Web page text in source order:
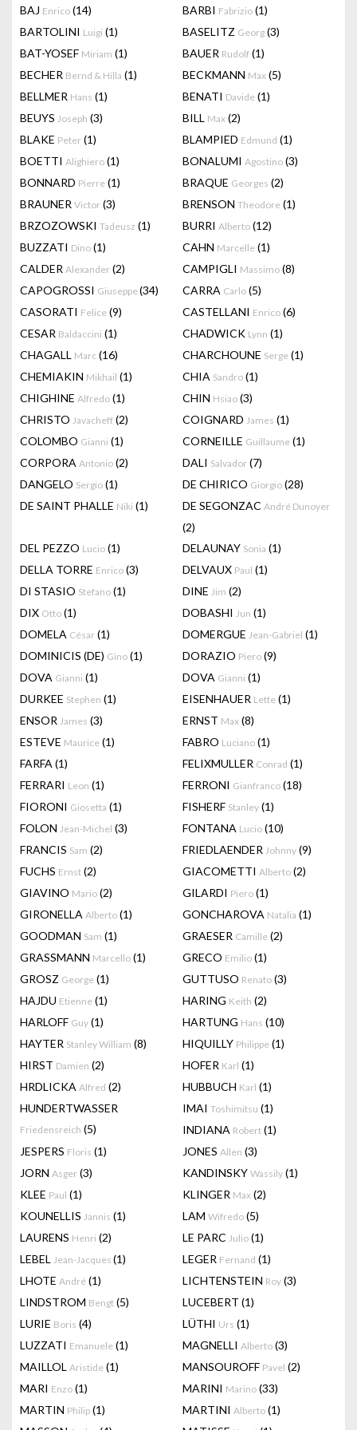
BAJ Enrico (14) BARBI Fabrizio (1)
BARTOLINI Luigi (1) BASELITZ Georg (3)
BAT-YOSEF Miriam (1) BAUER Rudolf (1)
BECHER Bernd & Hilla (1) BECKMANN Max (5)
BELLMER Hans (1) BENATI Davide (1)
BEUYS Joseph (3) BILL Max (2)
BLAKE Peter (1) BLAMPIED Edmund (1)
BOETTI Alighiero (1) BONALUMI Agostino (3)
BONNARD Pierre (1) BRAQUE Georges (2)
BRAUNER Victor (3) BRENSON Theodore (1)
BRZOZOWSKI Tadeusz (1) BURRI Alberto (12)
BUZZATI Dino (1) CAHN Marcelle (1)
CALDER Alexander (2) CAMPIGLI Massimo (8)
CAPOGROSSI Giuseppe(34) CARRA Carlo (5)
CASORATI Felice (9) CASTELLANI Enrico (6)
CESAR Baldaccini (1) CHADWICK Lynn (1)
CHAGALL Marc (16) CHARCHOUNE Serge (1)
CHEMIAKIN Mikhail (1) CHIA Sandro (1)
CHIGHINE Alfredo (1) CHIN Hsiao (3)
CHRISTO Javacheff (2) COIGNARD James (1)
COLOMBO Gianni (1) CORNEILLE Guillaume (1)
CORPORA Antonio (2) DALI Salvador (7)
DANGELO Sergio (1) DE CHIRICO Giorgio (28)
DE SAINT PHALLE Niki (1) DE SEGONZAC André Dunoyer
(2)
DEL PEZZO Lucio (1) DELAUNAY Sonia (1)
DELLA TORRE Enrico (3) DELVAUX Paul (1)
DI STASIO Stefano (1) DINE Jim (2)
DIX Otto (1) DOBASHI Jun (1)
DOMELA César (1) DOMERGUE Jean-Gabriel (1)
DOMINICIS (DE) Gino (1) DORAZIO Piero (9)
DOVA Gianni (1) DOVA Gianni (1)
DURKEE Stephen (1) EISENHAUER Lette (1)
ENSOR James (3) ERNST Max (8)
ESTEVE Maurice (1) FABRO Luciano (1)
FARFA (1) FELIXMULLER Conrad (1)
FERRARI Leon (1) FERRONI Gianfranco (18)
FIORONI Giosetta (1) FISHERF Stanley (1)
FOLON Jean-Michel (3) FONTANA Lucio (10)
FRANCIS Sam (2) FRIEDLAENDER Johnny (9)
FUCHS Ernst (2) GIACOMETTI Alberto (2)
GIAVINO Mario (2) GILARDI Piero (1)
GIRONELLA Alberto (1) GONCHAROVA Natalia (1)
GOODMAN Sam (1) GRAESER Camille (2)
GRASSMANN Marcello (1) GRECO Emilio (1)
GROSZ George (1) GUTTUSO Renato (3)
HAJDU Etienne (1) HARING Keith (2)
HARLOFF Guy (1) HARTUNG Hans (10)
HAYTER Stanley William (8) HIQUILLY Philippe (1)
HIRST Damien (2) HOFER Karl (1)
HRDLICKA Alfred (2) HUBBUCH Karl (1)
HUNDERTWASSER
Friedensreich (5)
IMAI Toshimitsu (1)
INDIANA Robert (1)
JESPERS Floris (1) JONES Allen (3)
JORN Asger (3) KANDINSKY Wassily (1)
KLEE Paul (1) KLINGER Max (2)
KOUNELLIS Jannis (1) LAM Wifredo (5)
LAURENS Henri (2) LE PARC Julio (1)
LEBEL Jean-Jacques (1) LEGER Fernand (1)
LHOTE André (1) LICHTENSTEIN Roy (3)
LINDSTROM Bengt (5) LUCEBERT (1)
LURIE Boris (4) LÜTHI Urs (1)
LUZZATI Emanuele (1) MAGNELLI Alberto (3)
MAILLOL Aristide (1) MANSOUROFF Pavel (2)
MARI Enzo (1) MARINI Marino (33)
MARTIN Philip (1) MARTINI Alberto (1)